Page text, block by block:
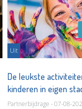
Uit
De leukste
kinderen in eigen
Partnerbijdrage - 07-08-